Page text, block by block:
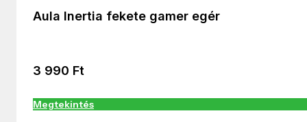
Aula Inertia fekete gamer egér
3 990 Ft
Megtekintés